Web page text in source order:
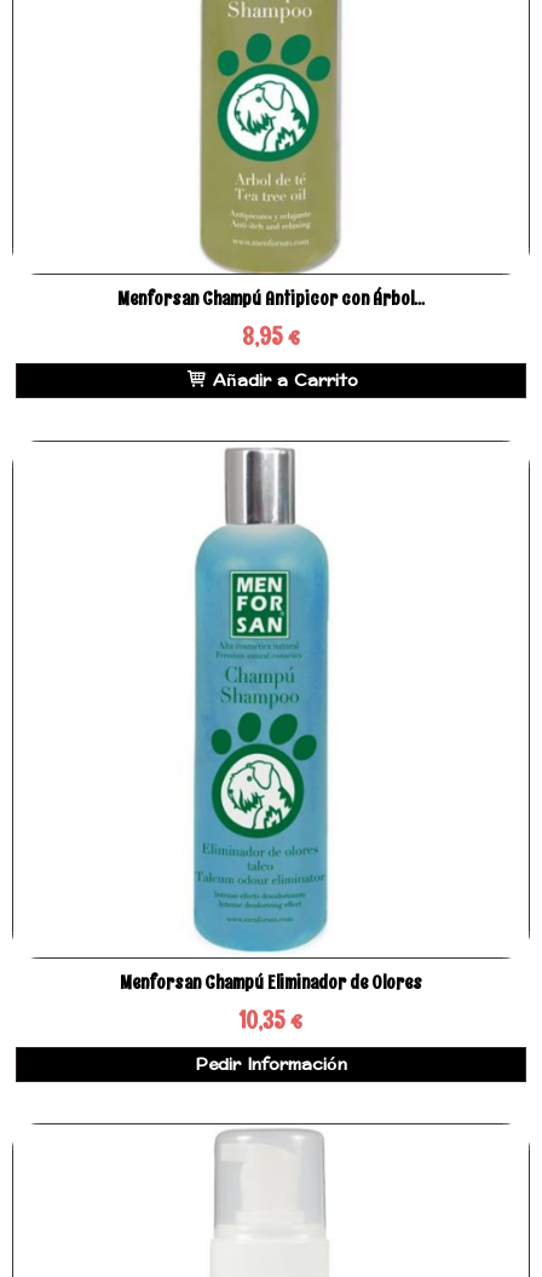
Menforsan Champú Antipicor con Árbol...
8,95 €
Añadir a Carrito
Menforsan Champú Eliminador de Olores
10,35 €
Pedir Información